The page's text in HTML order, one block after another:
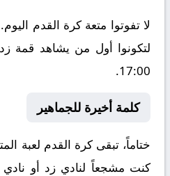
لا تفوتوا متعة كرة القدم
لتكونوا أول من يشاهد قمة
17:00.
كلمة أخيرة للجماهير
ختاماً، تبقى كرة القدم لعبة
كنت مشجعاً لنادي زد أو